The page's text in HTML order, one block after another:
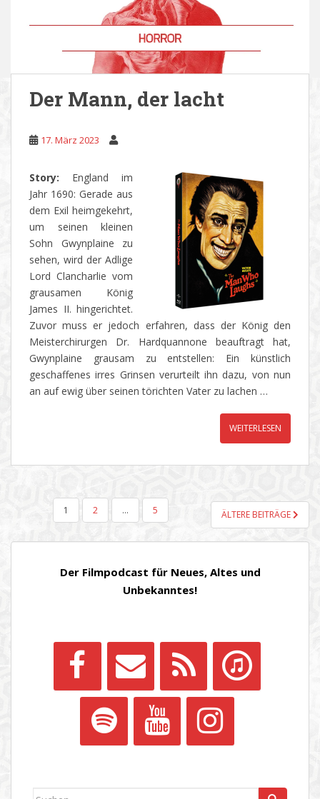
Der Mann, der lacht
17. März 2023
Story: England im
Jahr 1690: Gerade aus
dem Exil heimgekehrt,
um seinen kleinen
Sohn Gwynplaine zu
sehen, wird der Adlige
Lord Clancharlie vom
grausamen König
James II. hingerichtet.
Zuvor muss er jedoch erfahren, dass der König den
Meisterchirurgen Dr. Hardquannone beauftragt hat,
Gwynplaine grausam zu entstellen: Ein künstlich
geschaffenes irres Grinsen verurteilt ihn dazu, von nun
an auf ewig über seinen törichten Vater zu lachen …
WEITERLESEN
SEITENNUMMERIERUNG
BEITRÄGE
1 2 … 5 ÄLTERE BEITRÄGE
Der Filmpodcast für Neues, Altes und
Unbekanntes!
Suchen